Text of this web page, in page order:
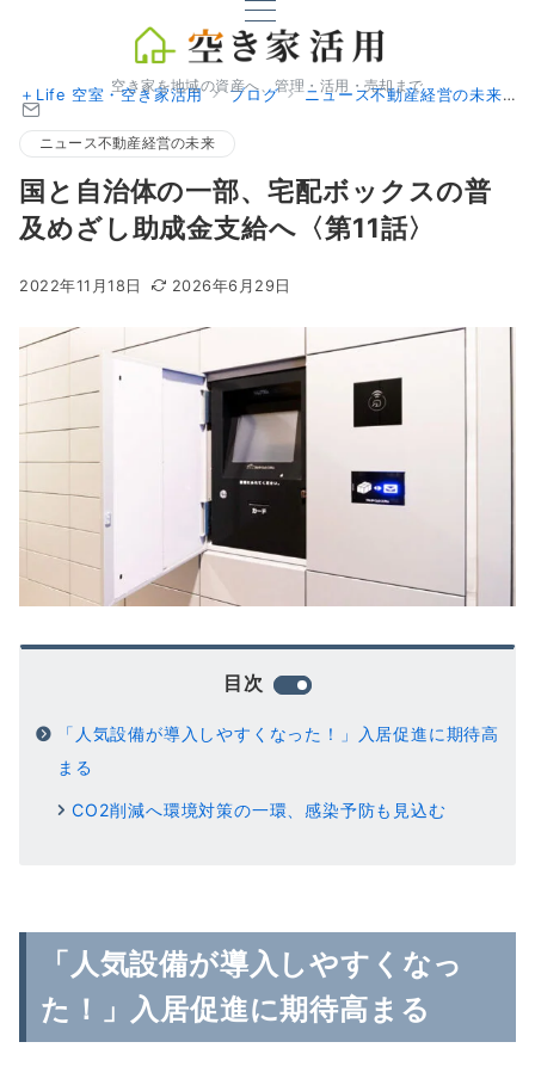
空き家を地域の資産へ、管理・活用・売却まで
＋Life 空室・空き家活用 ブログ ニュース不動産経営の未来
ニュース不動産経営の未来
国と自治体の一部、宅配ボックスの普
及めざし助成金支給へ〈第11話〉
2022年11月18日 2026年6月29日
目次
「人気設備が導入しやすくなった！」入居促進に期待高
まる
CO2削減へ環境対策の一環、感染予防も見込む
「人気設備が導入しやすくなっ
た！」入居促進に期待高まる